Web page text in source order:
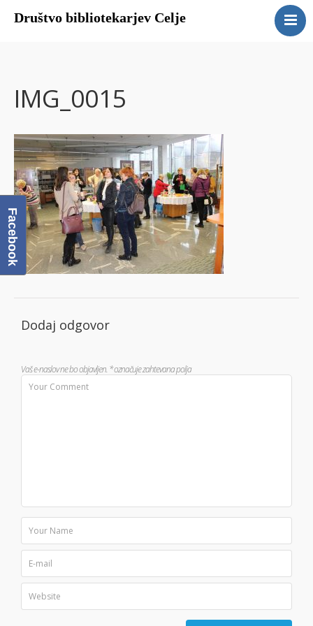
Društvo bibliotekarjev Celje
Člani DBC
Galerija
Povezave
IMG_0015
Dodaj odgovor
Vaš e-naslov ne bo objavljen.*označuje zahtevana polja
Facebook